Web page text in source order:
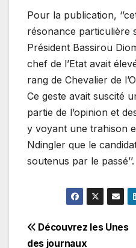
Pour la publication,
résonance particulière
Président Bassirou
chef de l’Etat avait
rang de Chevalier de
Ce geste avait suscité
partie de l’opinion et
y voyant une trahison
Ndingler que le
soutenus par le passé’’.
Navigation
Découvrez les Unes
des journaux